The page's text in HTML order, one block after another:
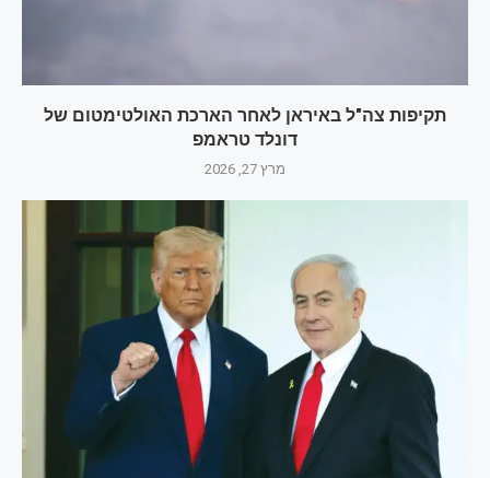
תקיפות צה"ל באיראן לאחר הארכת האולטימטום של
דונלד טראמפ
מרץ 27, 2026